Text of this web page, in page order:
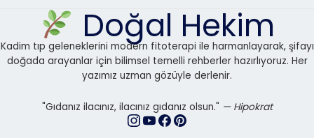
Doğal Hekim
Kadim tıp geleneklerini modern fitoterapi ile harmanlayarak, şifayı
doğada arayanlar için bilimsel temelli rehberler hazırlıyoruz. Her
yazımız uzman gözüyle derlenir.
"Gıdanız ilacınız, ilacınız gıdanız olsun." — Hipokrat